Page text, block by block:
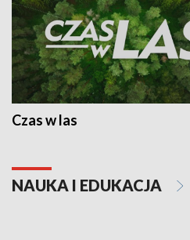
Czas w las
NAUKA I EDUKACJA